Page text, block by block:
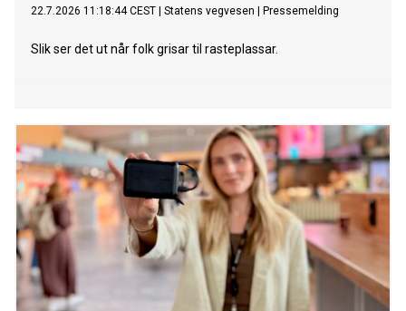
22.7.2026 11:18:44 CEST Statens vegvesen Pressemelding
Slik ser det ut når folk grisar til rasteplassar.